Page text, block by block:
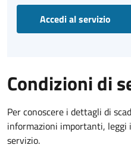
Accedi al servizio
Condizioni di
Per conoscere i dettagli di
informazioni importanti, leggi
servizio.